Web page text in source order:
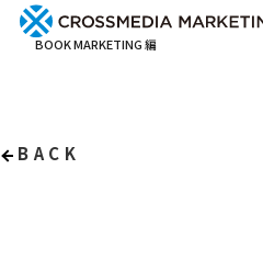
BOOK MARKETING 編
BACK